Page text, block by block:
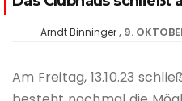
Arndt Binninger 9.
Am Freitag, 13.10.23